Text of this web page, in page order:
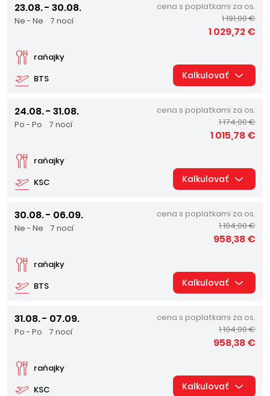
23.08. - 30.08.
Ne - Ne 7 nocí
BTS
raňajky
cena s poplatkami za os.
1 191,00 €
1 029,72 €
Kalkulovať
24.08. - 31.08.
Po - Po 7 nocí
KSC
raňajky
cena s poplatkami za os.
1 174,00 €
1 015,78 €
Kalkulovať
30.08. - 06.09.
Ne - Ne 7 nocí
BTS
raňajky
cena s poplatkami za os.
1 104,00 €
958,38 €
Kalkulovať
31.08. - 07.09.
Po - Po 7 nocí
KSC
raňajky
cena s poplatkami za os.
1 104,00 €
958,38 €
Kalkulovať